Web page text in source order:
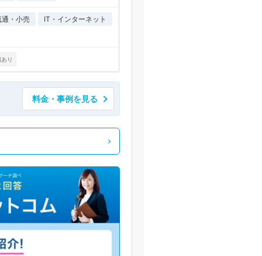
通・小売 IT・インターネット
り
料金・事例を見る